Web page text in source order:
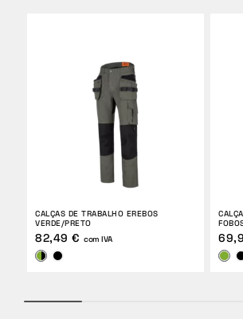
CALÇAS DE TRABALHO EREBOS
VERDE/PRETO
82,49 € com IVA